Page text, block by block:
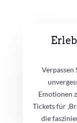
Verpassen
Emotionen
Tickets für
die